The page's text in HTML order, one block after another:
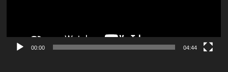
00:00 04:44